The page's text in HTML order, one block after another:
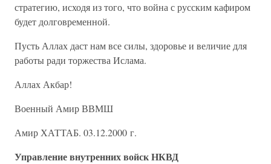
стратегию, исходя из того, что война с русским кафиром
будет долговременной.
Пусть Аллах даст нам все силы, здоровье и величие для
работы ради торжества Ислама.
Аллах Акбар!
Военный Амир ВВМШ
Амир ХАТТАБ. 03.12.2000 г.
Управление внутренних войск НКВД